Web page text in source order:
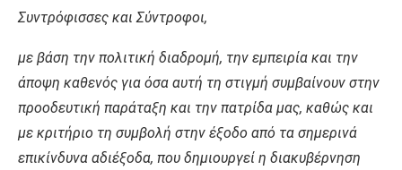
Συντρόφισσες και Σύντροφοι,
με βάση την πολιτική διαδρομή, την εμπειρία και την
άποψη καθενός για όσα αυτή τη στιγμή συμβαίνουν στην
προοδευτική παράταξη και την πατρίδα μας, καθώς και
με κριτήριο τη συμβολή στην έξοδο από τα σημερινά
επικίνδυνα αδιέξοδα, που δημιουργεί η διακυβέρνηση